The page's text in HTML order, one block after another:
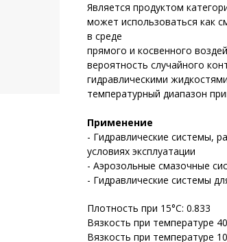
Является продуктом
может использоваться как
в среде
прямого и косвенного
вероятность случайного
гидравлическими
температурный диапазон
Применение
- Гидравлические системы,
условиях эксплуатации
- Аэрозольные смазочные
- Гидравлические системы
Плотность при 15°C: 0.833
Вязкость при температуре
Вязкость при температуре